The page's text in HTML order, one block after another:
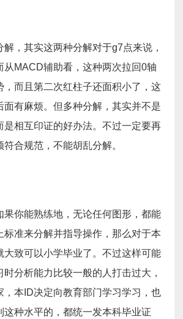
解，其实这两种分解对于g7点来说，
从MACD辅助看，这种两次拉回0轴
，而且第二次红柱子还面积小了，这
面有麻烦。但多种分解，其实并不是
是相互印证的好办法。不过一定要再
合规范，不能胡乱分解。
果你能熟练地，无论任何图形，都能
标准来分解并指导操作，那么对于本
大致可以小学毕业了。不过这样可能
分析能力比较一般的人打击过大，
，本ID决定向教育部门学习学习，也
这种水平的，都统一发本科毕业证